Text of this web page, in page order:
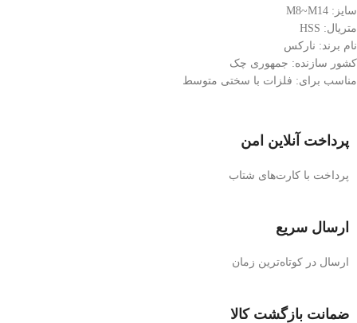
سایز: M8~M14
متریال: HSS
نام برند: نارکس
کشور سازنده: جمهوری چک
مناسب برای: فلزات با سختی متوسط
پرداخت آنلاین امن
پرداخت با کارت‌های شتاب
ارسال سریع
ارسال در کوتاه‌ترین زمان
ضمانت بازگشت کالا